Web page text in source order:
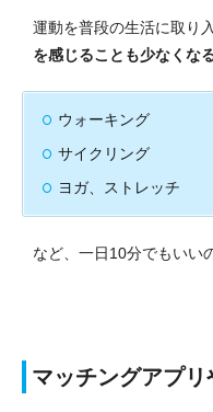
運動を普段の生活に取り
を感じることも少なくな
ウォーキング
サイクリング
ヨガ、ストレッチ
など、一日10分でもいい
マッチングアプリ